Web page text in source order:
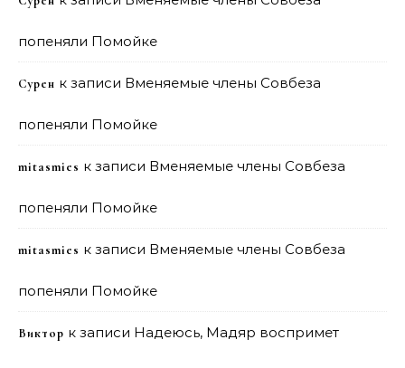
попеняли Помойке
Сурен к записи Вменяемые члены Совбеза
попеняли Помойке
mitasmies к записи Вменяемые члены Совбеза
попеняли Помойке
mitasmies к записи Вменяемые члены Совбеза
попеняли Помойке
Виктор к записи Надеюсь, Мадяр воспримет